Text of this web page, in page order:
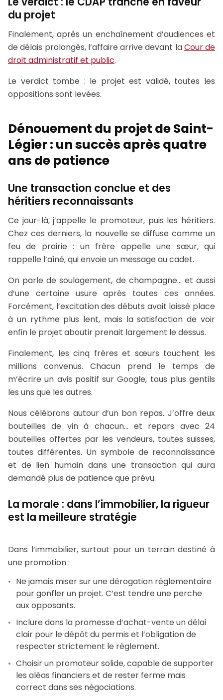
du projet
Finalement, après un enchaînement d’audiences et
de délais prolongés, l’affaire arrive devant laCour de
droit administratif et public.
Le verdict tombe : le projet est validé, toutes les
oppositions sont levées.
Dénouement du projet de Saint-
Légier : un succès après quatre
ans de patience
Une transaction conclue et des
héritiers reconnaissants
Ce jour-là, j’appelle le promoteur, puis les héritiers.
Chez ces derniers, la nouvelle se diffuse comme un
feu de prairie : un frère appelle une sœur, qui
rappelle l’aîné, qui envoie un message au cadet.
On parle de soulagement, de champagne… et aussi
d’une certaine usure après toutes ces années.
Forcément, l’excitation des débuts avait laissé place
à un rythme plus lent, mais la satisfaction de voir
enfin le projet aboutir prenait largement le dessus.
Finalement, les cinq frères et sœurs touchent les
millions convenus. Chacun prend le temps de
m’écrire un avis positif sur Google, tous plus gentils
les uns que les autres.
Nous célébrons autour d’un bon repas. J’offre deux
bouteilles de vin à chacun… et repars avec 24
bouteilles offertes par les vendeurs, toutes suisses,
toutes différentes. Un symbole de reconnaissance
et de lien humain dans une transaction qui aura
demandé plus de patience que prévu.
La morale : dans l’immobilier, la rigueur
est la meilleure stratégie
Dans l’immobilier, surtout pour un terrain destiné à
une promotion :
Ne jamais miser sur une dérogation réglementaire
pour gonfler un projet. C’est tendre une perche
aux opposants.
Inclure dans la promesse d’achat-vente un délai
clair pour le dépôt du permis et l’obligation de
respecter strictement le règlement.
Choisir un promoteur solide, capable de supporter
les aléas financiers et de rester ferme mais
correct dans ses négociations.